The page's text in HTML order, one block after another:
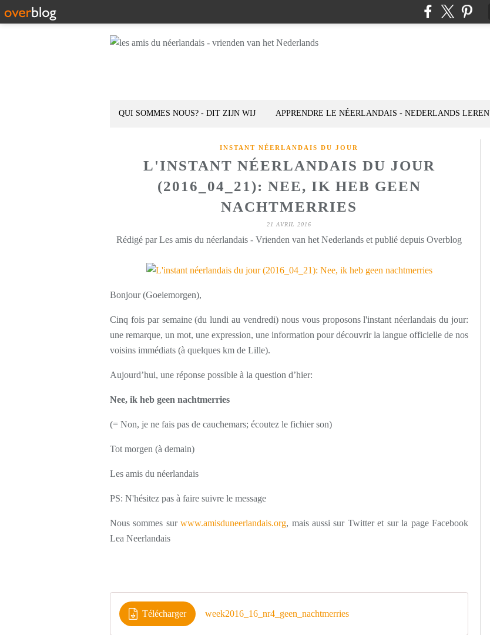
QUI SOMMES NOUS? - DIT ZIJN WIJ APPRENDRE LE NÉERLANDAIS - NEDERLANDS LEREN
INSTANT NÉERLANDAIS DU JOUR
L'INSTANT NÉERLANDAIS DU JOUR
(2016_04_21): NEE, IK HEB GEEN
NACHTMERRIES
21 AVRIL 2016
Rédigé par Les amis du néerlandais - Vrienden van het Nederlands et publié depuis Overblog
Bonjour (Goeiemorgen),
Cinq fois par semaine (du lundi au vendredi) nous vous proposons l'instant néerlandais du jour:
une remarque, un mot, une expression, une information pour découvrir la langue officielle de nos
voisins immédiats (à quelques km de Lille).
Aujourd’hui, une réponse possible à la question d’hier:
Nee, ik heb geen nachtmerries
(= Non, je ne fais pas de cauchemars; écoutez le fichier son)
Tot morgen (à demain)
Les amis du néerlandais
PS: N'hésitez pas à faire suivre le message
Nous sommes surwww.amisduneerlandais.org, mais aussi sur Twitter et sur la page Facebook
Lea Neerlandais
Télécharger week2016_16_nr4_geen_nachtmerries